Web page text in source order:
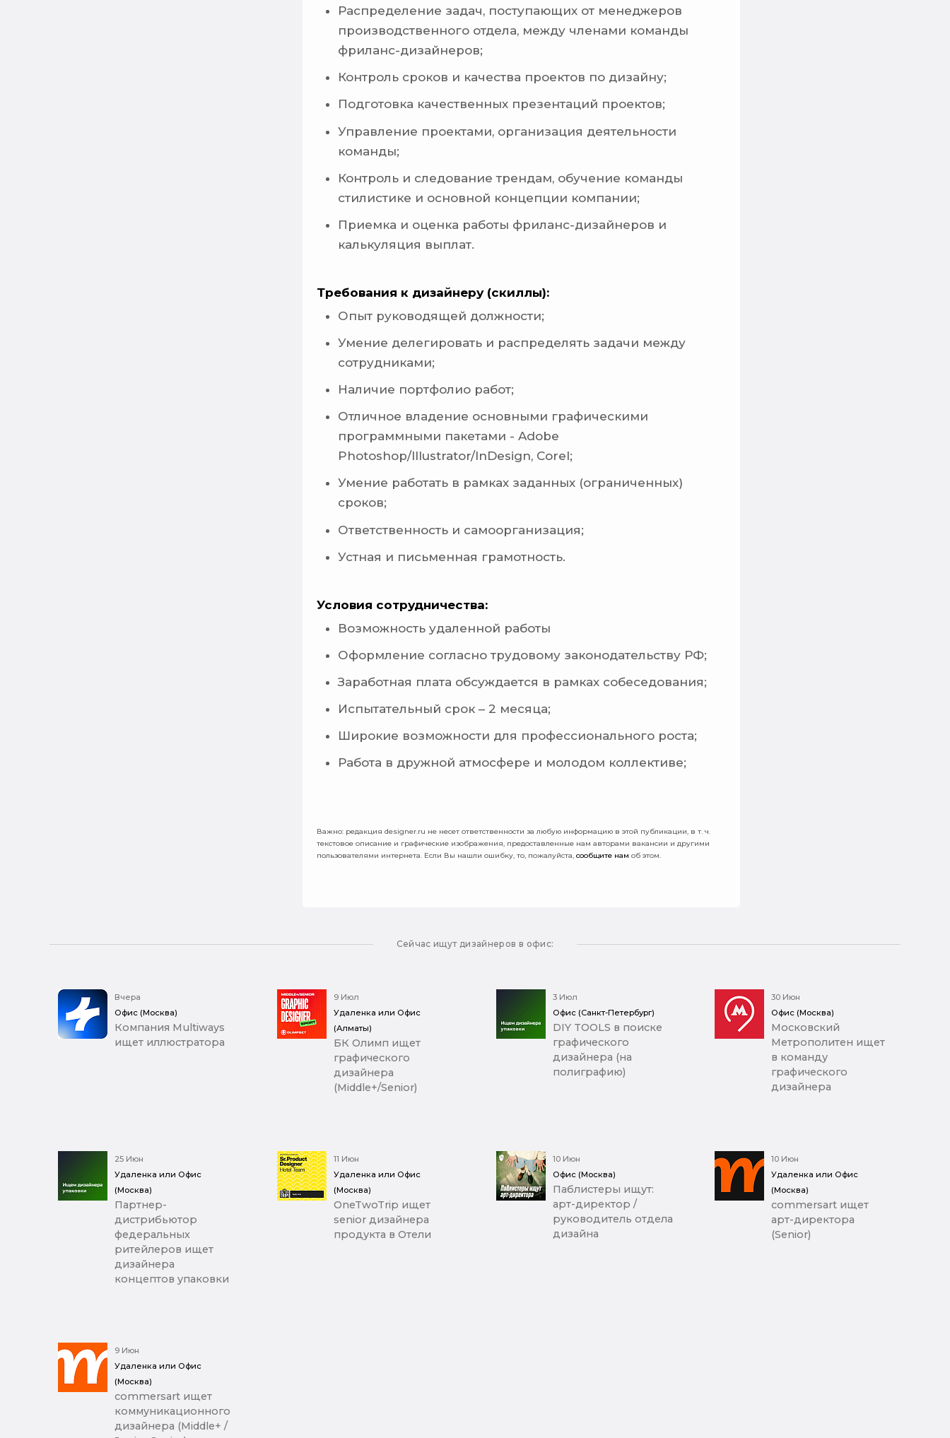
Распределение задач, поступающих от менеджеров
производственного отдела, между членами команды
фриланс-дизайнеров;
Контроль сроков и качества проектов по дизайну;
Подготовка качественных презентаций проектов;
Управление проектами, организация деятельности
команды;
Контроль и следование трендам, обучение команды
стилистике и основной концепции компании;
Приемка и оценка работы фриланс-дизайнеров и
калькуляция выплат.
Требования к дизайнеру (скиллы):
Опыт руководящей должности;
Умение делегировать и распределять задачи между
сотрудниками;
Наличие портфолио работ;
Отличное владение основными графическими
программными пакетами - Adobe
Photoshop/Illustrator/InDesign, Corel;
Умение работать в рамках заданных (ограниченных)
сроков;
Ответственность и самоорганизация;
Устная и письменная грамотность.
Условия сотрудничества:
Возможность удаленной работы
Оформление согласно трудовому законодательству РФ;
Заработная плата обсуждается в рамках собеседования;
Испытательный срок – 2 месяца;
Широкие возможности для профессионального роста;
Работа в дружной атмосфере и молодом коллективе;
Важно: pедакция designer.ru не несет ответственности за любую информацию в этой публикации, в т. ч.
текстовое описание и графические изображения, предоставленные нам авторами вакансии и другими
пользователями интернета. Если Вы нашли ошибку, то, пожалуйста, сообщите нам об этом.
Сейчас ищут дизайнеров в офис:
Вчера
Офис (Москва)
Компания Multiways
ищет иллюстратора
9 Июл
Удаленка или Офис
(Алматы)
БК Олимп ищет
графического
дизайнера
(Middle+/Senior)
3 Июл
Офис (Санкт-Петербург)
DIY TOOLS в поиске
графического
дизайнера (на
полиграфию)
30 Июн
Офис (Москва)
Московский
Метрополитен ищет
в команду
графического
дизайнера
25 Июн
Удаленка или Офис
(Москва)
Партнер-
дистрибьютор
федеральных
ритейлеров ищет
дизайнера
концептов упаковки
11 Июн
Удаленка или Офис
(Москва)
OneTwoTrip ищет
senior дизайнера
продукта в Отели
10 Июн
Офис (Москва)
Паблистеры ищут:
арт-директор /
руководитель отдела
дизайна
10 Июн
Удаленка или Офис
(Москва)
commersart ищет
арт-директора
(Senior)
9 Июн
Удаленка или Офис
(Москва)
commersart ищет
коммуникационного
дизайнера (Middle+ /